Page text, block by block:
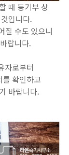
때 등기부 상
입니다.
질 수도 있으니
랍니다.
자로부터
확인하고
바랍니다.